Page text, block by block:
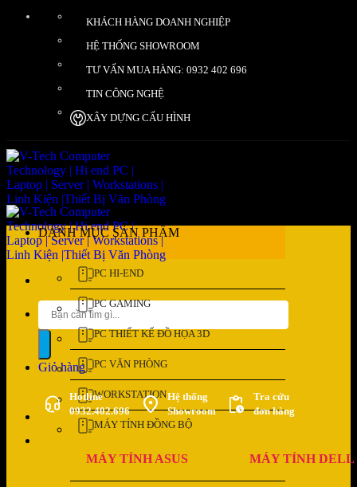
KHÁCH HÀNG DOANH NGHIỆP
HỆ THỐNG SHOWROOM
TƯ VẤN MUA HÀNG: 0932 402 696
TIN CÔNG NGHỆ
XÂY DỰNG CẤU HÌNH
Tìm
kiếm:
Giỏ hàng
Hotline
0932.402.696
Hệ thống
Showroom
Tra cứu
đơn hàng
DANH MỤC SẢN PHẨM
PC HI-END
PC GAMING
PC THIẾT KẾ ĐỒ HỌA 3D
PC VĂN PHÒNG
WORKSTATION
MÁY TÍNH ĐỒNG BỘ
MÁY TÍNH ASUS MÁY TÍNH DELL